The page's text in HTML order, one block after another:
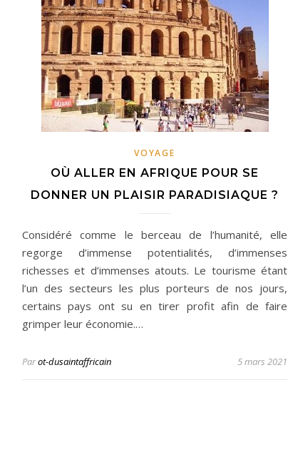
VOYAGE
OÙ ALLER EN AFRIQUE POUR SE
DONNER UN PLAISIR PARADISIAQUE ?
Considéré comme le berceau de l’humanité, elle
regorge d’immense potentialités, d’immenses
richesses et d’immenses atouts. Le tourisme étant
l’un des secteurs les plus porteurs de nos jours,
certains pays ont su en tirer profit afin de faire
grimper leur économie.…
Parot-dusaintaffricain 5 mars 2021